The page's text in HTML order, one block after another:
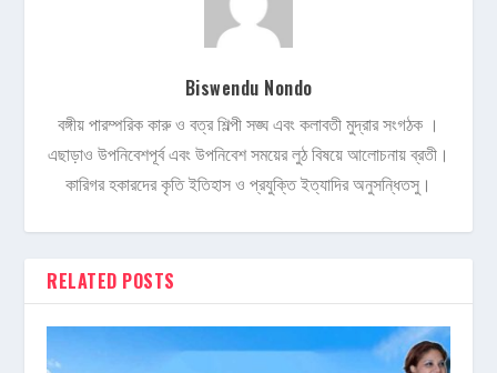
Biswendu Nondo
বঙ্গীয় পারম্পরিক কারু ও বত্র শিল্পী সঙ্ঘ এবং কলাবতী মুদ্রার সংগঠক ।
এছাড়াও উপনিবেশপূর্ব এবং উপনিবেশ সময়ের লুঠ বিষয়ে আলোচনায় ব্রতী।
কারিগর হকারদের কৃতি ইতিহাস ও প্রযুক্তি ইত্যাদির অনুসন্ধিতসু।
RELATED POSTS